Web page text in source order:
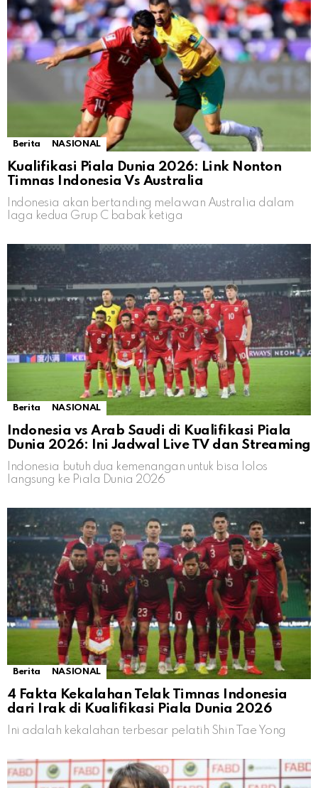
Berita NASIONAL
Kualifikasi Piala Dunia 2026: Link Nonton
Timnas Indonesia Vs Australia
Indonesia akan bertanding melawan Australia dalam
laga kedua Grup C babak ketiga
Berita NASIONAL
Indonesia vs Arab Saudi di Kualifikasi Piala
Dunia 2026: Ini Jadwal Live TV dan Streaming
Indonesia butuh dua kemenangan untuk bisa lolos
langsung ke Piala Dunia 2026
Berita NASIONAL
4 Fakta Kekalahan Telak Timnas Indonesia
dari Irak di Kualifikasi Piala Dunia 2026
Ini adalah kekalahan terbesar pelatih Shin Tae Yong